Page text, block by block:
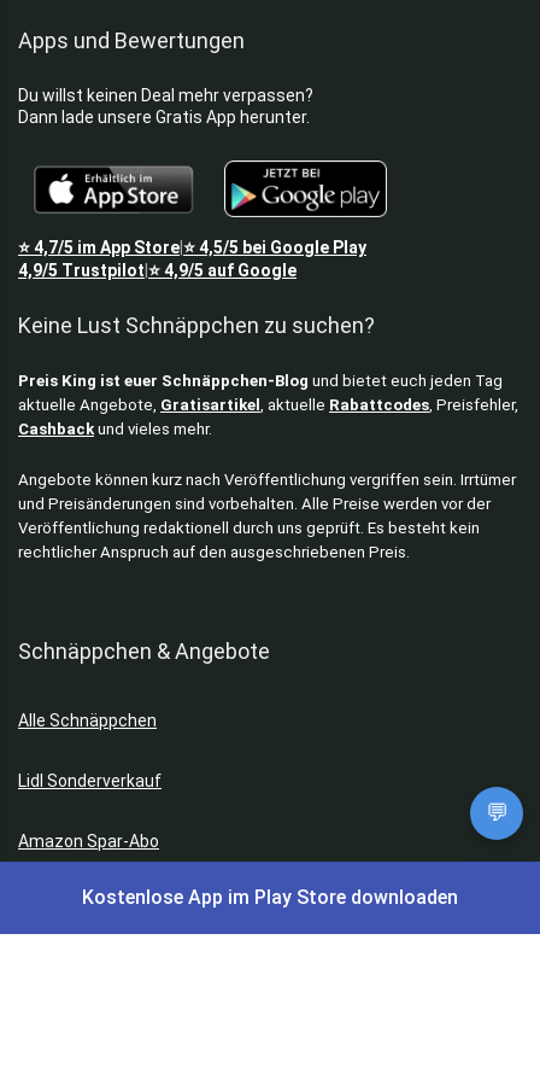
Apps und Bewertungen
Du willst keinen Deal mehr verpassen?
Dann lade unsere Gratis App herunter.
⭐4,7/5 im App Store⭐4,5/5 bei Google Play
4,9/5 Trustpilot ⭐4,9/5 auf Google
Keine Lust Schnäppchen zu suchen?
Preis King ist euer Schnäppchen-Blog und bietet euch jeden Tag
aktuelle Angebote, Gratisartikel , aktuelle Rabattcodes , Preisfehler,
Cashback und vieles mehr.
Angebote können kurz nach Veröffentlichung vergriffen sein. Irrtümer
und Preisänderungen sind vorbehalten. Alle Preise werden vor der
Veröffentlichung redaktionell durch uns geprüft. Es besteht kein
rechtlicher Anspruch auf den ausgeschriebenen Preis.
Schnäppchen & Angebote
Alle Schnäppchen
Lidl Sonderverkauf
Amazon Spar-Abo
Amazon Angebote
💬
Kostenlose App im Play Store downloaden